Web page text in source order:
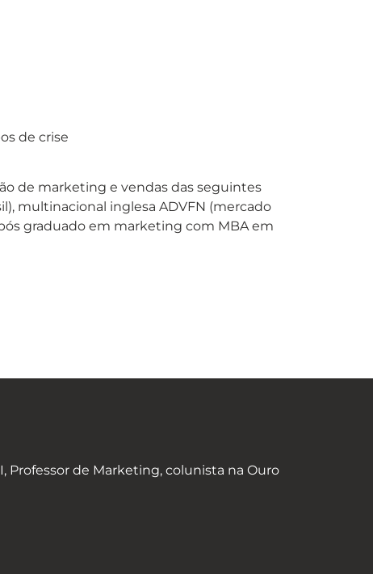
de crise
de marketing e vendas das seguintes
multinacional inglesa ADVFN (mercado
graduado em marketing com MBA em
Professor de Marketing, colunista na Ouro